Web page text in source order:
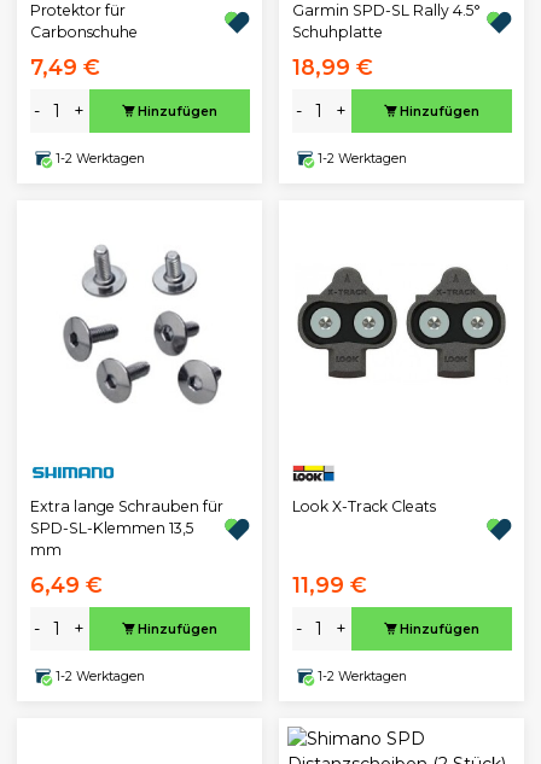
Protektor für
Carbonschuhe
7,49 €
- + Hinzufügen
1-2 Werktagen
Garmin SPD-SL Rally 4.5°
Schuhplatte
18,99 €
- + Hinzufügen
1-2 Werktagen
Extra lange Schrauben für
SPD-SL-Klemmen 13,5
mm
6,49 €
- + Hinzufügen
1-2 Werktagen
Look X-Track Cleats
11,99 €
- + Hinzufügen
1-2 Werktagen